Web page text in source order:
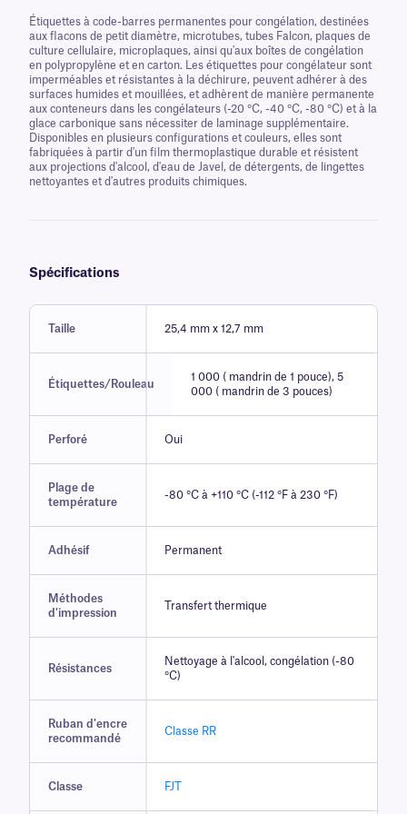
Étiquettes à code-barres permanentes pour congélation, destinées
aux flacons de petit diamètre, microtubes, tubes Falcon, plaques de
culture cellulaire, microplaques, ainsi qu'aux boîtes de congélation
en polypropylène et en carton. Les étiquettes pour congélateur sont
imperméables et résistantes à la déchirure, peuvent adhérer à des
surfaces humides et mouillées, et adhèrent de manière permanente
aux conteneurs dans les congélateurs (-20 °C, -40 °C, -80 °C) et à la
glace carbonique sans nécessiter de laminage supplémentaire.
Disponibles en plusieurs configurations et couleurs, elles sont
fabriquées à partir d'un film thermoplastique durable et résistent
aux projections d'alcool, d'eau de Javel, de détergents, de lingettes
nettoyantes et d'autres produits chimiques.
Spécifications
Taille 25,4 mm x 12,7 mm
Étiquettes/Rouleau
1 000 ( mandrin de 1 pouce), 5
000 ( mandrin de 3 pouces)
Perforé Oui
Plage de
température
-80 °C à +110 °C (-112 °F à 230 °F)
Adhésif Permanent
Méthodes
d'impression
Transfert thermique
Résistances
Nettoyage à l'alcool, congélation (-80
°C)
Ruban d'encre
recommandé
Classe RR
Classe FJT